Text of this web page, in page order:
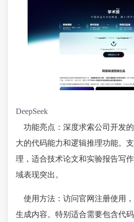
DeepSeek
功能亮点：深度求索公司开发
大的代码能力和逻辑推理功能。
理，适合技术论文和实验报告写
域表现突出。
使用方法：访问官网注册使用
生成内容。特别适合需要包含代